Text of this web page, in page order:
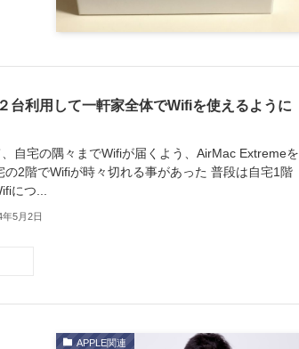
台利用して一軒家全体でWifiを使えるように
自宅の隅々までWifiが届くよう、AirMac Extremeを
の2階でWifiが時々切れる事があった 普段は自宅1階
につ...
年5月2日
APPLE関連